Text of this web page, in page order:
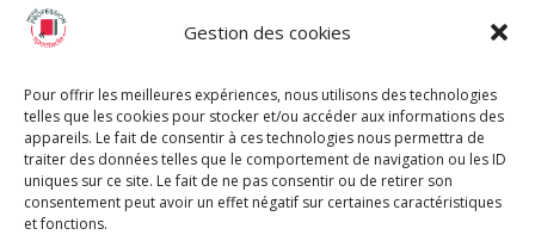
Gestion des cookies
Pour offrir les meilleures expériences, nous utilisons des technologies
telles que les cookies pour stocker et/ou accéder aux informations des
appareils. Le fait de consentir à ces technologies nous permettra de
traiter des données telles que le comportement de navigation ou les ID
uniques sur ce site. Le fait de ne pas consentir ou de retirer son
consentement peut avoir un effet négatif sur certaines caractéristiques
et fonctions.
Chèque Intermittents
Chèque Compta
Chèque Emploi Spectacle
G-Pods
Profession Audio-visuel
Le Cahier Pro
Suivre Suivre